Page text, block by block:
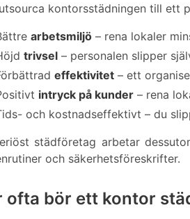
kontorsstädningen till ett
arbetsmiljö – rena lokaler
trivsel – personalen slipper
effektivitet – ett
intryck på kunder – rena
och kostnadseffektivt – du
städföretag arbetar
och säkerhetsföreskrifter.
ofta bör ett kontor